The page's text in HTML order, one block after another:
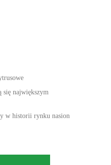
się największym
w historii rynku nasion